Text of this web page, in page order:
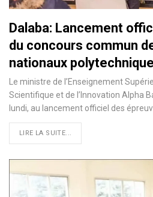
Dalaba: Lancement
du concours commun
nationaux
Le ministre de l’Enseignement
Scientifique et de l’Innovation Alpha
lundi, au lancement officiel des
LIRE LA SUITE...